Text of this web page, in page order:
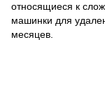
относящиеся к
машинки для
месяцев.